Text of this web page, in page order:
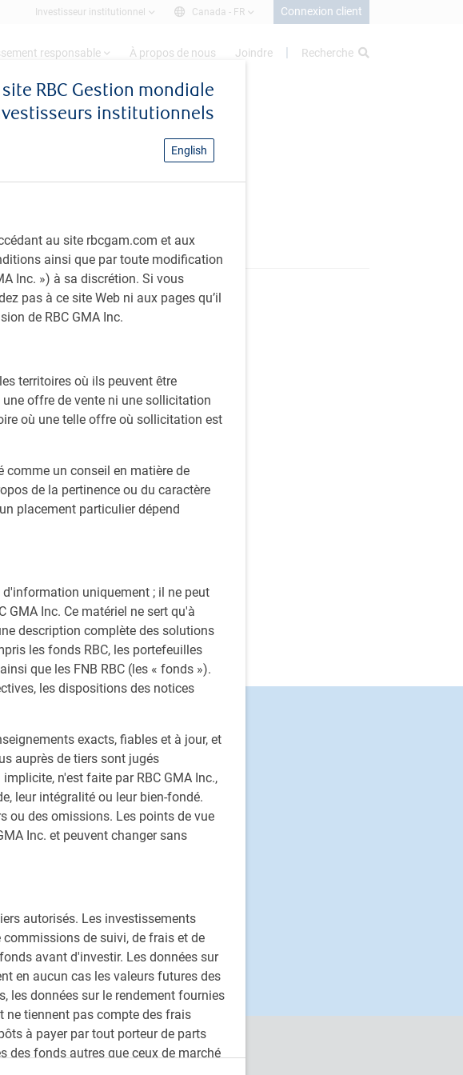
Investisseur institutionnel Canada - FR Connexion client
responsable À propos de nous Joindre Recherche
RBC Gestion mondiale
institutionnels
English
au site rbcgam.com et aux
ainsi que par toute modification
Inc. ») à sa discrétion. Si vous
pas à ce site Web ni aux pages qu’il
de RBC GMA Inc.
territoires où ils peuvent être
offre de vente ni une sollicitation
où une telle offre où sollicitation est
comme un conseil en matière de
de la pertinence ou du caractère
placement particulier dépend
uniquement ; il ne peut
GMA Inc. Ce matériel ne sert qu'à
description complète des solutions
les fonds RBC, les portefeuilles
que les FNB RBC (les « fonds »).
les dispositions des notices
exacts, fiables et à jour, et
auprès de tiers sont jugés
n'est faite par RBC GMA Inc.,
leur intégralité ou leur bien-fondé.
ou des omissions. Les points de vue
Inc. et peuvent changer sans
autorisés. Les investissements
de suivi, de frais et de
avant d'investir. Les données sur
en aucun cas les valeurs futures des
les données sur le rendement fournies
ne tiennent pas compte des frais
à payer par tout porteur de parts
des fonds autres que ceux de marché
RBC Gestion mondiale
GMA